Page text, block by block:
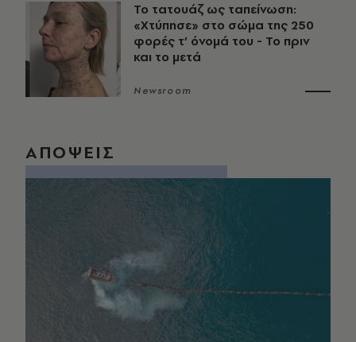
Το τατουάζ ως ταπείνωση:
«Χτύπησε» στο σώμα της 250
φορές τ’ όνομά του - Το πριν
και το μετά
Newsroom
ΑΠΟΨΕΙΣ